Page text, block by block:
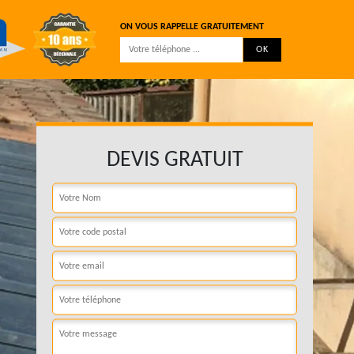
ON VOUS RAPPELLE GRATUITEMENT
DEVIS GRATUIT